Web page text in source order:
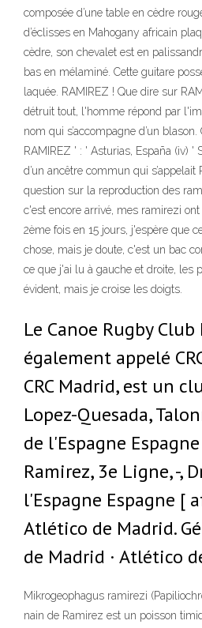
composée d’une table en cèdre
d’éclisses en Mahogany africain
cèdre, son chevalet est en
bas en mélaminé. Cette guitare
laquée. RAMIREZ ! Que dire sur
détruit tout, l'homme répond par
nom qui s’accompagne d’un
RAMIREZ ' : ' Asturias, España (iv) '
d’un ancêtre commun qui s’appelait
question sur la reproduction des
c'est encore arrivé, mes ramirezi
2ème fois en 15 jours, j'espère que
chose, mais je doute, c'est un bac
ce que j'ai lu à gauche et droite, les
évident, mais je croise les doigts.
Le Canoe Rugby
également appelé
CRC Madrid, est un
Lopez-Quesada,
de l'Espagne
Ramirez, 3e Ligne, -,
l'Espagne Espagne [
Atlético de Madrid.
de Madrid · Atlético
Mikrogeophagus ramirezi
nain de Ramirez est un poisson